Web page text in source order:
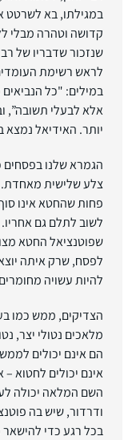
במגילתו, בא לשרטט
קדושה וטהרה מבלי
שנזכור שדבריו של
לראש רשימת
במילים: "כל
אלא לבעלי תשובה”,
יותר. האידיאל
הגמרא שלנו בפסחים
צלע שלישית מאחדת.
פחות שהחטא אינו
לשוב לתלם גם
שפוטנציאל החטא
לפסח, שרק איתה
להיות עשויה
הצדיקים, ממש כמו
מלאכים נטולי יצר,
הם אינם יכולים
אינם יכולים לחטוא
השם המלאה יכולה
ודרדור, שיש בה
בכל רגע כדי